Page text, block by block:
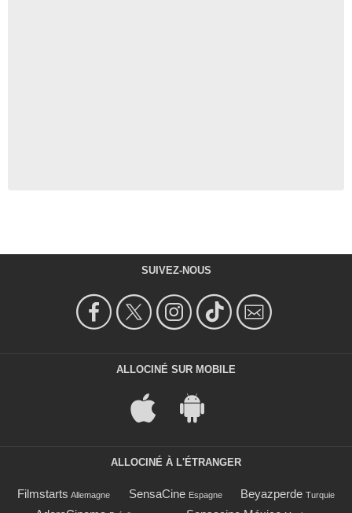
SUIVEZ-NOUS
ALLOCINÉ SUR MOBILE
ALLOCINÉ À L'ÉTRANGER
Filmstarts Allemagne SensaCine Espagne Beyazperde Turquie